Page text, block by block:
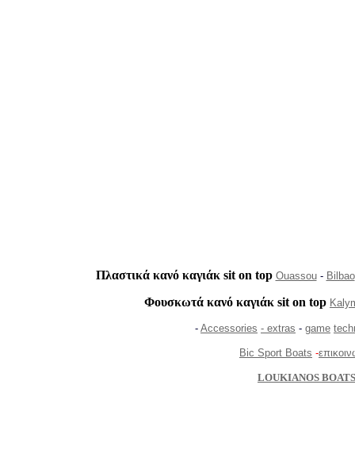
Πλαστικά κανό καγιάκ sit on top Ouassou- Bilbao
Φουσκωτά κανό καγιάκ sit on top
- Accessories - extras - game
Bic Sport Boats -
LOUKIANOS BOATS